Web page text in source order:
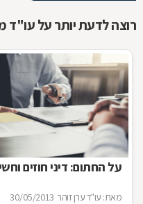
רוצה לדעת יותר על עו"ד
על החתום: דיני חוזים
מאת: עו"ד ערן זוהר 30/05/2013